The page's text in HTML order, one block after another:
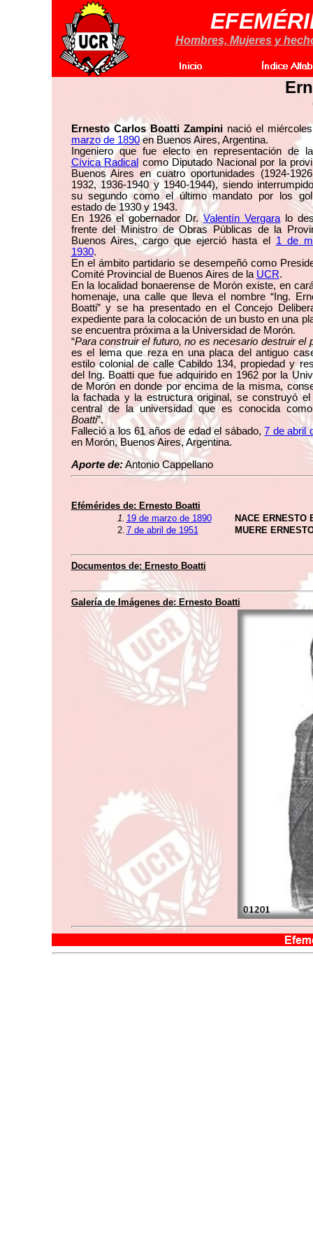
Hombres, Mujeres y
Ernesto Carlos Boatti Zampini nació el
marzo de 1890en Buenos Aires, Argentina.
Ingeniero que fue electo en representación de
Cívica Radical como Diputado Nacional por la
Buenos Aires en cuatro oportunidades (1924-
1932, 1936-1940 y 1940-1944), siendo
su segundo como el último mandato por los
estado de 1930 y 1943.
En 1926 el gobernador Dr.Valentín Vergara lo
frente del Ministro de Obras Públicas de la
Buenos Aires, cargo que ejerció hasta el 1 de
1930.
En el ámbito partidario se desempeñó como
Comité Provincial de Buenos Aires de la UCR.
En la localidad bonaerense de Morón existe, en
homenaje, una calle que lleva el nombre “Ing.
Boatti” y se ha presentado en el Concejo
expediente para la colocación de un busto en una
se encuentra próxima a la Universidad de Morón.
“Para construir el futuro, no es necesario destruir el
es el lema que reza en una placa del antiguo
estilo colonial de calle Cabildo 134, propiedad y
del Ing. Boatti que fue adquirido en 1962 por la
de Morón en donde por encima de la misma,
la fachada y la estructura original, se construyó el
central de la universidad que es conocida
Boatti”.
Falleció a los 61 años de edad el sábado,7 de abril
en Morón, Buenos Aires, Argentina.
Aporte de:Antonio Cappellano
Efémérides de: Ernesto Boatti
1. 19 de marzo de 1890
NACE ERNESTO
2. 7 de abril de 1951 MUERE
Documentos de: Ernesto Boatti
Galería de Imágenes de:Ernesto Boatti